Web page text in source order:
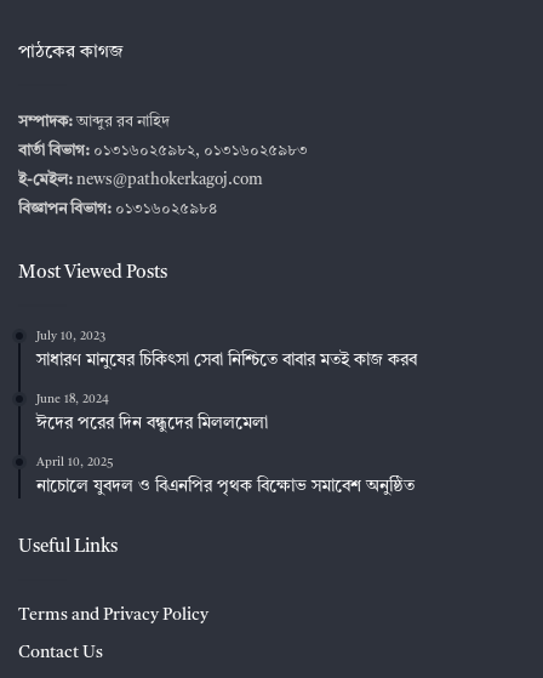
পাঠকের কাগজ
সম্পাদক:আব্দুর রব নাহিদ
বার্তা বিভাগ: ০১৩১৬০২৫৯৮২, ০১৩১৬০২৫৯৮৩
ই-মেইল: news@pathokerkagoj.com
বিজ্ঞাপন বিভাগ: ০১৩১৬০২৫৯৮৪
Most Viewed Posts
July 10, 2023
সাধারণ মানুষের চিকিৎসা সেবা নিশ্চিতে বাবার মতই কাজ করব
June 18, 2024
ঈদের পরের দিন বন্ধুদের মিললমেলা
April 10, 2025
নাচোলে যুবদল ও বিএনপির পৃথক বিক্ষোভ সমাবেশ অনুষ্ঠিত
Useful Links
Terms and Privacy Policy
Contact Us